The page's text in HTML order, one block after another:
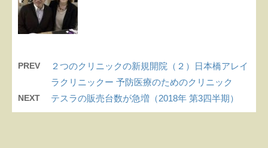
PREV
２つのクリニックの新規開院（２）日本橋アレイ
ラクリニックー 予防医療のためのクリニック
NEXT テスラの販売台数が急増（2018年 第3四半期）